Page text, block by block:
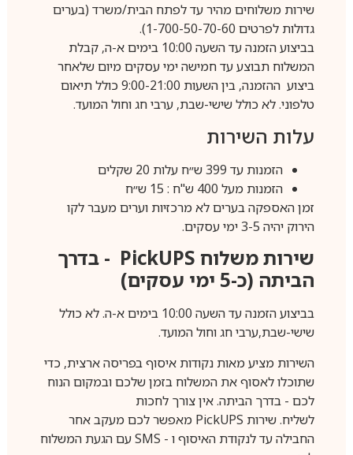
שירות משלוחים מהיר עד לפתח הבית/משרד (בערים
גדולות לפרטים 1-700-50-70-60).
בביצוע הזמנה עד השעה 10:00 בימים א-ה, קבלת
המשלוח תבוצע עד חמישה ימי עסקים מיום שלאחר
ביצוע ההזמנה, בין השעות 9:00-21:00 כולל תיאום
טלפוני. לא כולל שישי-שבת, ערבי חג וחול המועד.
עלות השירות
הזמנות עד 399 ש״ח עלות 20 שקלים
הזמנות מעל 400 ש"ח : 15 ש״ח
זמן האספקה בערים לא מרכזיות וערים מעבר לקו
הירוק יהיה 3-5 ימי עסקים.
שירות משלוח PickUPS- בדרך
הביתה (כ-5 ימי עסקים)
בביצוע הזמנה עד השעה 10:00 בימים א-ה. לא כולל
שישי-שבת,ערבי חג וחול המועד.
השירות מציע מאות נקודות איסוף בפריסה ארצית, כדי
שתוכלו לאסוף את המשלוח בזמן שלכם ובמקום הנוח
לכם - בדרך הביתה. אין צורך לחכות
לשליח. שירות PickUPSמאפשר לכם מעקב אחר
החבילה עד לנקודת האיסוף ו - SMSעם הגעת המשלוח